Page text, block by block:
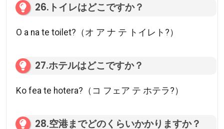
26.トイレはどこですか？
O a na te toilet?（オ ア ナ テ トイレト?）
27.ホテルはどこですか？
Ko fea te hotera?（コ フェア テ ホテラ?）
28.空港までどのくらいかかりますか？